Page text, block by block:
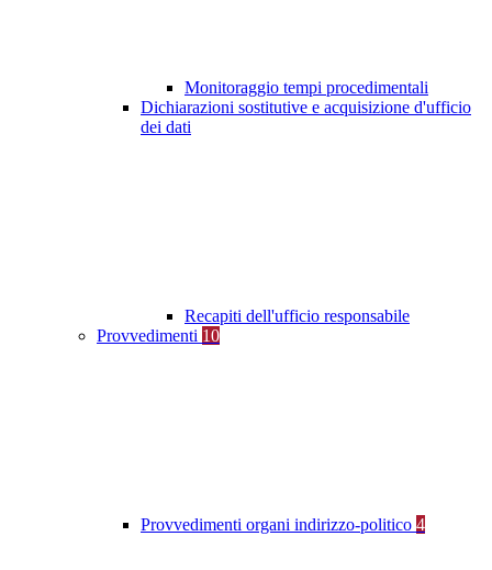
Monitoraggio tempi procedimentali
Dichiarazioni sostitutive e acquisizione d'ufficio
dei dati
Recapiti dell'ufficio responsabile
Provvedimenti 10
Provvedimenti organi indirizzo-politico 4